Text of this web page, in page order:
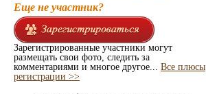
Еще не участник?
Зарегистрированные участники могут
размещать свои фото, следить за
комментариями и многое другое... Все плюсы
регистрации >>